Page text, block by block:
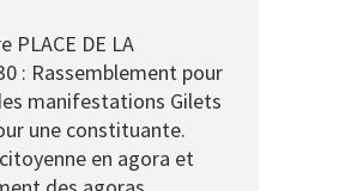
PLACE DE LA
: Rassemblement pour
manifestations Gilets
une constituante.
en agora et